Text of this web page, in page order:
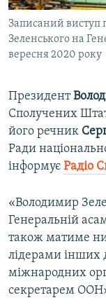
ІНФОГРАФІКА
ДОЛУЧАЙСЯ!
Записаний виступ
Зеленського на
вересня 2020 року
Президент
Сполучених
його речник
Ради
інформує Радіо
«Володимир
Генеральній
також матиме
лідерами інших
міжнародних
секретарем